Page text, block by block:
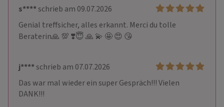
s****schrieb am 09.07.2026
Genial treffsicher, alles erkannt. Merci du tolle
Beraterin🙏 💯 ❣️😇 🙏 💫 🤩 😍 😘
j****schrieb am 07.07.2026
Das war mal wieder ein super Gespräch!!! Vielen
DANK!!!